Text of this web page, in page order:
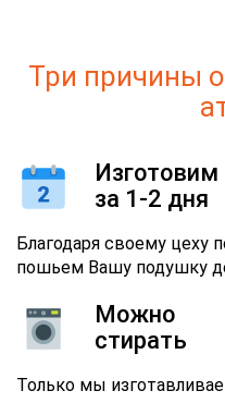
Три причины
Изготовим
за 1-2 дня
Благодаря своему
пошьем Вашу подушку
Можно
стирать
Только мы